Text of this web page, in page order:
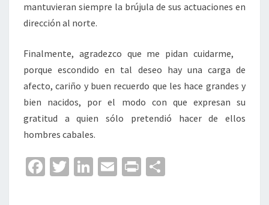
mantuvieran siempre la brújula de sus actuaciones en
dirección al norte.
Finalmente, agradezco que me pidan cuidarme,
porque escondido en tal deseo hay una carga de
afecto, cariño y buen recuerdo que les hace grandes y
bien nacidos, por el modo con que expresan su
gratitud a quien sólo pretendió hacer de ellos
hombres cabales.
Fa T
Li
E
Pr